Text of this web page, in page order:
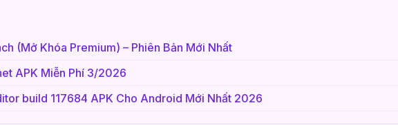
(Mở Khóa Premium) – Phiên Bản Mới Nhất
APK Miễn Phí 3/2026
build 117684 APK Cho Android Mới Nhất 2026